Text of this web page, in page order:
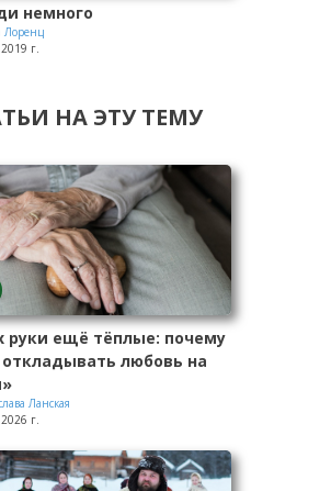
немного
Лоренц
г.
НА ЭТУ ТЕМУ
руки ещё тёплые: почему
откладывать любовь на
Ланская
г.